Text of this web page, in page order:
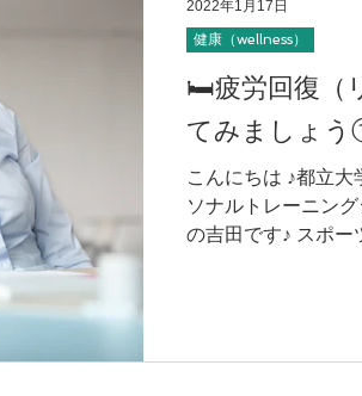
🛏疲労回復（
てみましょ
こんにちは ♪都立
ソナルトレーニン
の吉田です♪ スポー
健康（wellness）
2022年1月17日